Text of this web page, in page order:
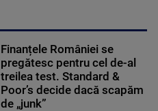
Finanțele României se
pregătesc pentru cel de-al
treilea test. Standard &
Poor’s decide dacă scapăm
de „junk”